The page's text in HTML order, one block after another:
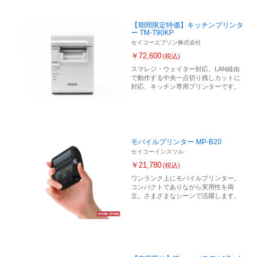
【期間限定特価】キッチンプリンタ
ー TM-T90KP
セイコーエプソン株式会社
￥72,600(税込)
スマレジ・ウェイター対応、LAN経由
で動作する中央一点切り残しカットに
対応、キッチン専用プリンターです。
モバイルプリンター MP-B20
セイコーインスツル
￥21,780(税込)
ワンランク上にモバイルプリンター。
コンパクトでありながら実用性を両
立。さまざまなシーンで活躍します。